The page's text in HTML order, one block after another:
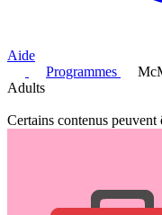
Aide
Programmes
Adults
Certains contenus